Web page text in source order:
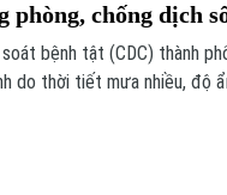
phòng, chống dịch
bệnh tật (CDC) thành
do thời tiết mưa nhiều, độ